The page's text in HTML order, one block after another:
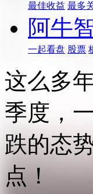
最佳收益 最多
阿牛
一起看盘 股票
这么多
季度，
跌的态
点！